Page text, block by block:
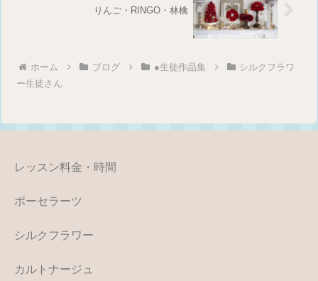
りんご・RINGO・林檎
ホーム ブログ ●生徒作品集
シルクフラワ
ー生徒さん
レッスン料金・時間
ポーセラーツ
シルクフラワー
カルトナージュ